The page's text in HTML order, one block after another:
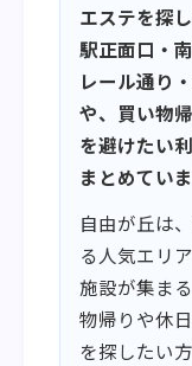
エステを探
駅正面口・
レール通り
や、買い物
を避けたい
まとめていま
自由が丘は
る人気エリ
施設が集ま
物帰りや休
を探したい